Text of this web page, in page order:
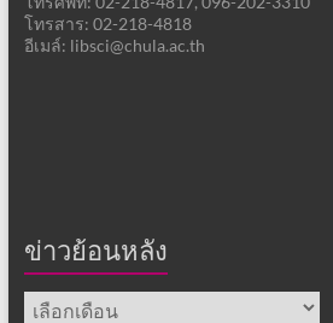
โทรสาร: 02-218-4818
อีเมล์: libsci@chula.ac.th
ข่าวย้อนหลัง
ข่าว